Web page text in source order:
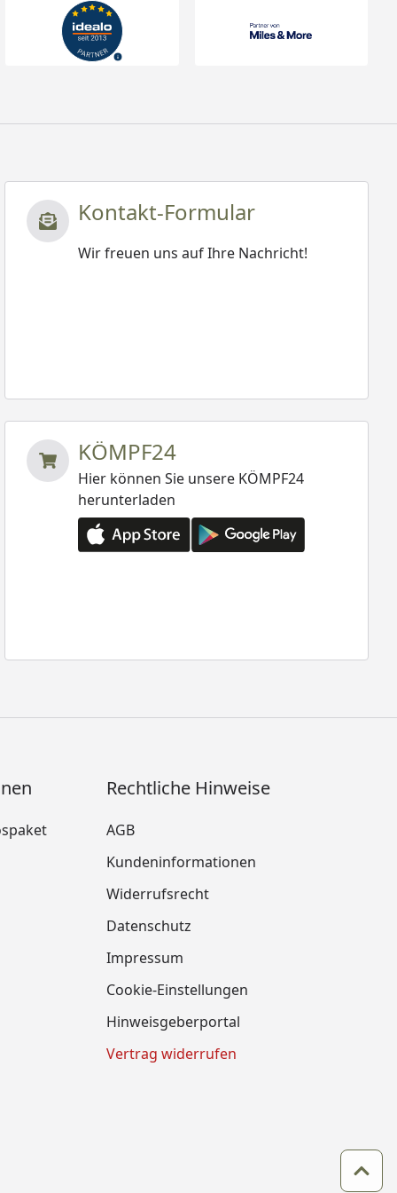
Kontakt-Formular
Wir freuen uns auf Ihre Nachricht!
KÖMPF24
Hier können Sie unsere KÖMPF24
herunterladen
Rechtliche Hinweise
AGB
Kundeninformationen
Widerrufsrecht
Datenschutz
Impressum
Cookie-Einstellungen
Hinweisgeberportal
Vertrag widerrufen